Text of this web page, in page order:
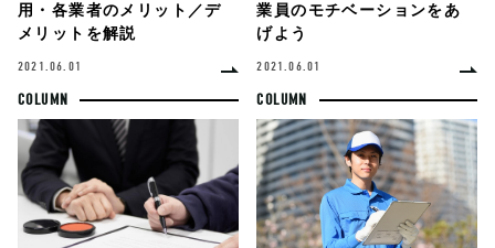
用・各業者のメリット／デ
メリットを解説
2021.06.01
業員のモチベーションをあ
げよう
2021.06.01
COLUMN COLUMN